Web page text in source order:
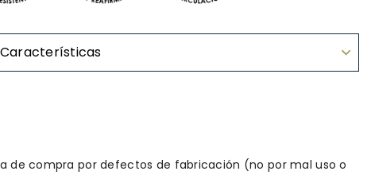
Características
de compra por defectos de fabricación (no por mal uso o